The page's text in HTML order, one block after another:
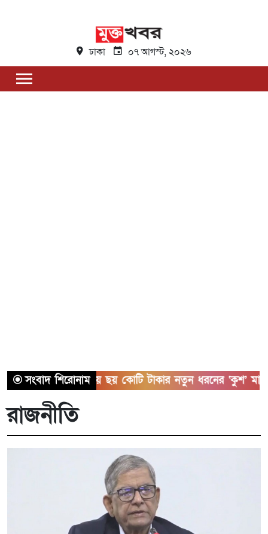
ঢাকা ০৭ আগস্ট, ২০২৬
সংবাদ শিরোনাম
সাতক্ষীরায় ছয় কোটি টাকার নতুন ধরনের ‘কুশ’ মাদকসহ আটক ১
রাজনীতি